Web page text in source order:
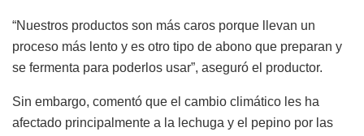
“Nuestros productos son más caros porque llevan un
proceso más lento y es otro tipo de abono que preparan y
se fermenta para poderlos usar”, aseguró el productor.
Sin embargo, comentó que el cambio climático les ha
afectado principalmente a la lechuga y el pepino por las